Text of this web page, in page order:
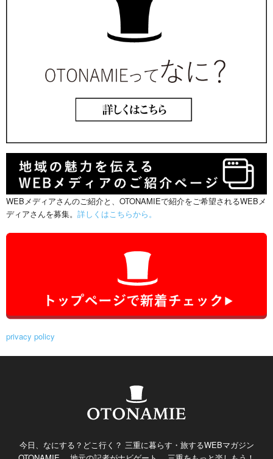
WEBメディアさんのご紹介と、OTONAMIEで紹介をご希望されるWEBメ
ディアさんを募集。 詳しくはこちらから。
privacy policy
今日、なにする？どこ行く？ 三重に暮らす・旅するWEBマガジン